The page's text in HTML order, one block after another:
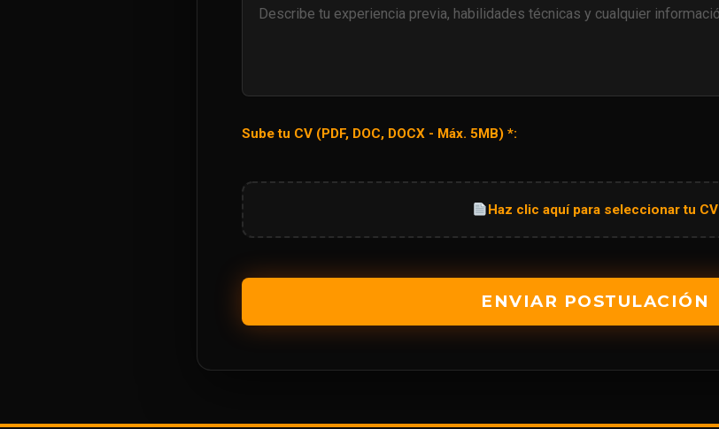
Sube tu CV (PDF, DOC, DOCX - Máx. 5MB) *:
Haz clic aquí para seleccionar tu CV
ENVIAR POSTULACIÓN